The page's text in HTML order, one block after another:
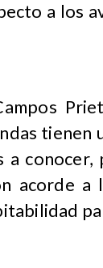
a los
tienen
a
acorde a